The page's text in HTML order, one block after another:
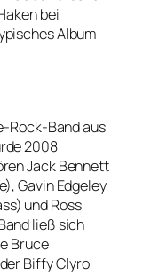
bei
Album
Rock-Band aus
2008
Jack Bennett
Gavin Edgeley
und Ross
ließ sich
Bruce
Biffy Clyro